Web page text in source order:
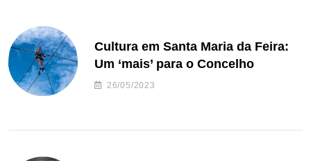
Cultura em Santa Maria da Feira:
Um ‘mais’ para o Concelho
26/05/2023